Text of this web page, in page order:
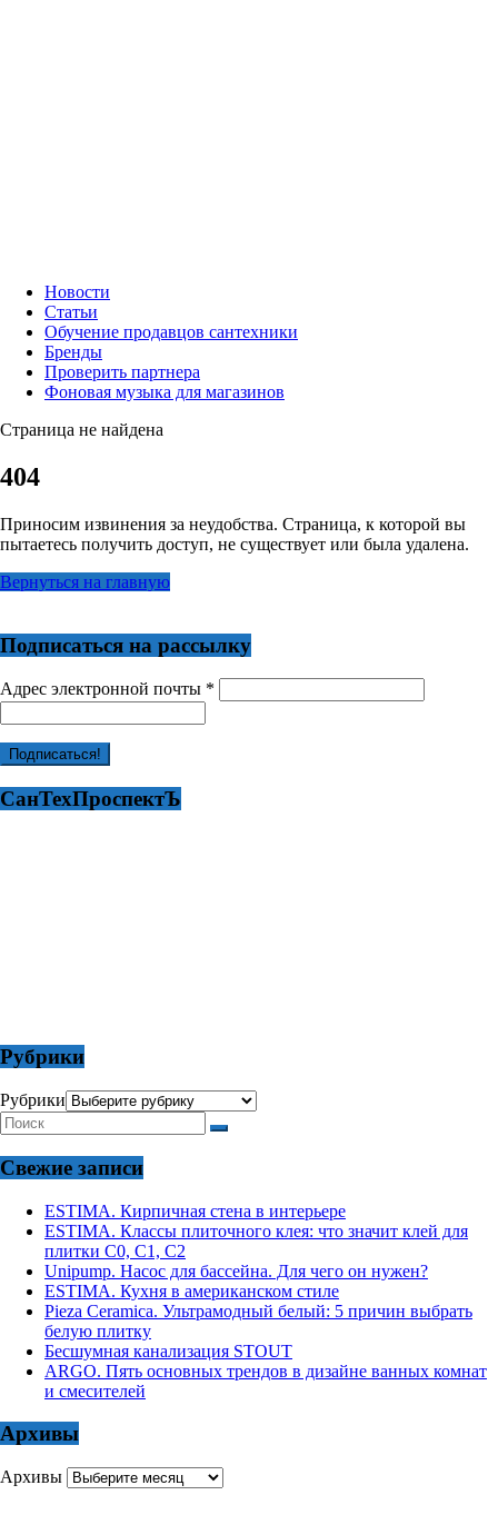
Новости
Статьи
Обучение продавцов сантехники
Бренды
Проверить партнера
Фоновая музыка для магазинов
Страница не найдена
404
Приносим извинения за неудобства. Страница, к которой вы
пытаетесь получить доступ, не существует или была удалена.
Вернуться на главную
Подписаться на рассылку
Адрес электронной почты *
СанТехПроспектЪ
Рубрики
Рубрики
Свежие записи
ESTIMA. Кирпичная стена в интерьере
ESTIMA. Классы плиточного клея: что значит клей для
плитки С0, С1, С2
Unipump. Насос для бассейна. Для чего он нужен?
ESTIMA. Кухня в американском стиле
Pieza Ceramica. Ультрамодный белый: 5 причин выбрать
белую плитку
Бесшумная канализация STOUT
ARGO. Пять основных трендов в дизайне ванных комнат
и смесителей
Архивы
Архивы